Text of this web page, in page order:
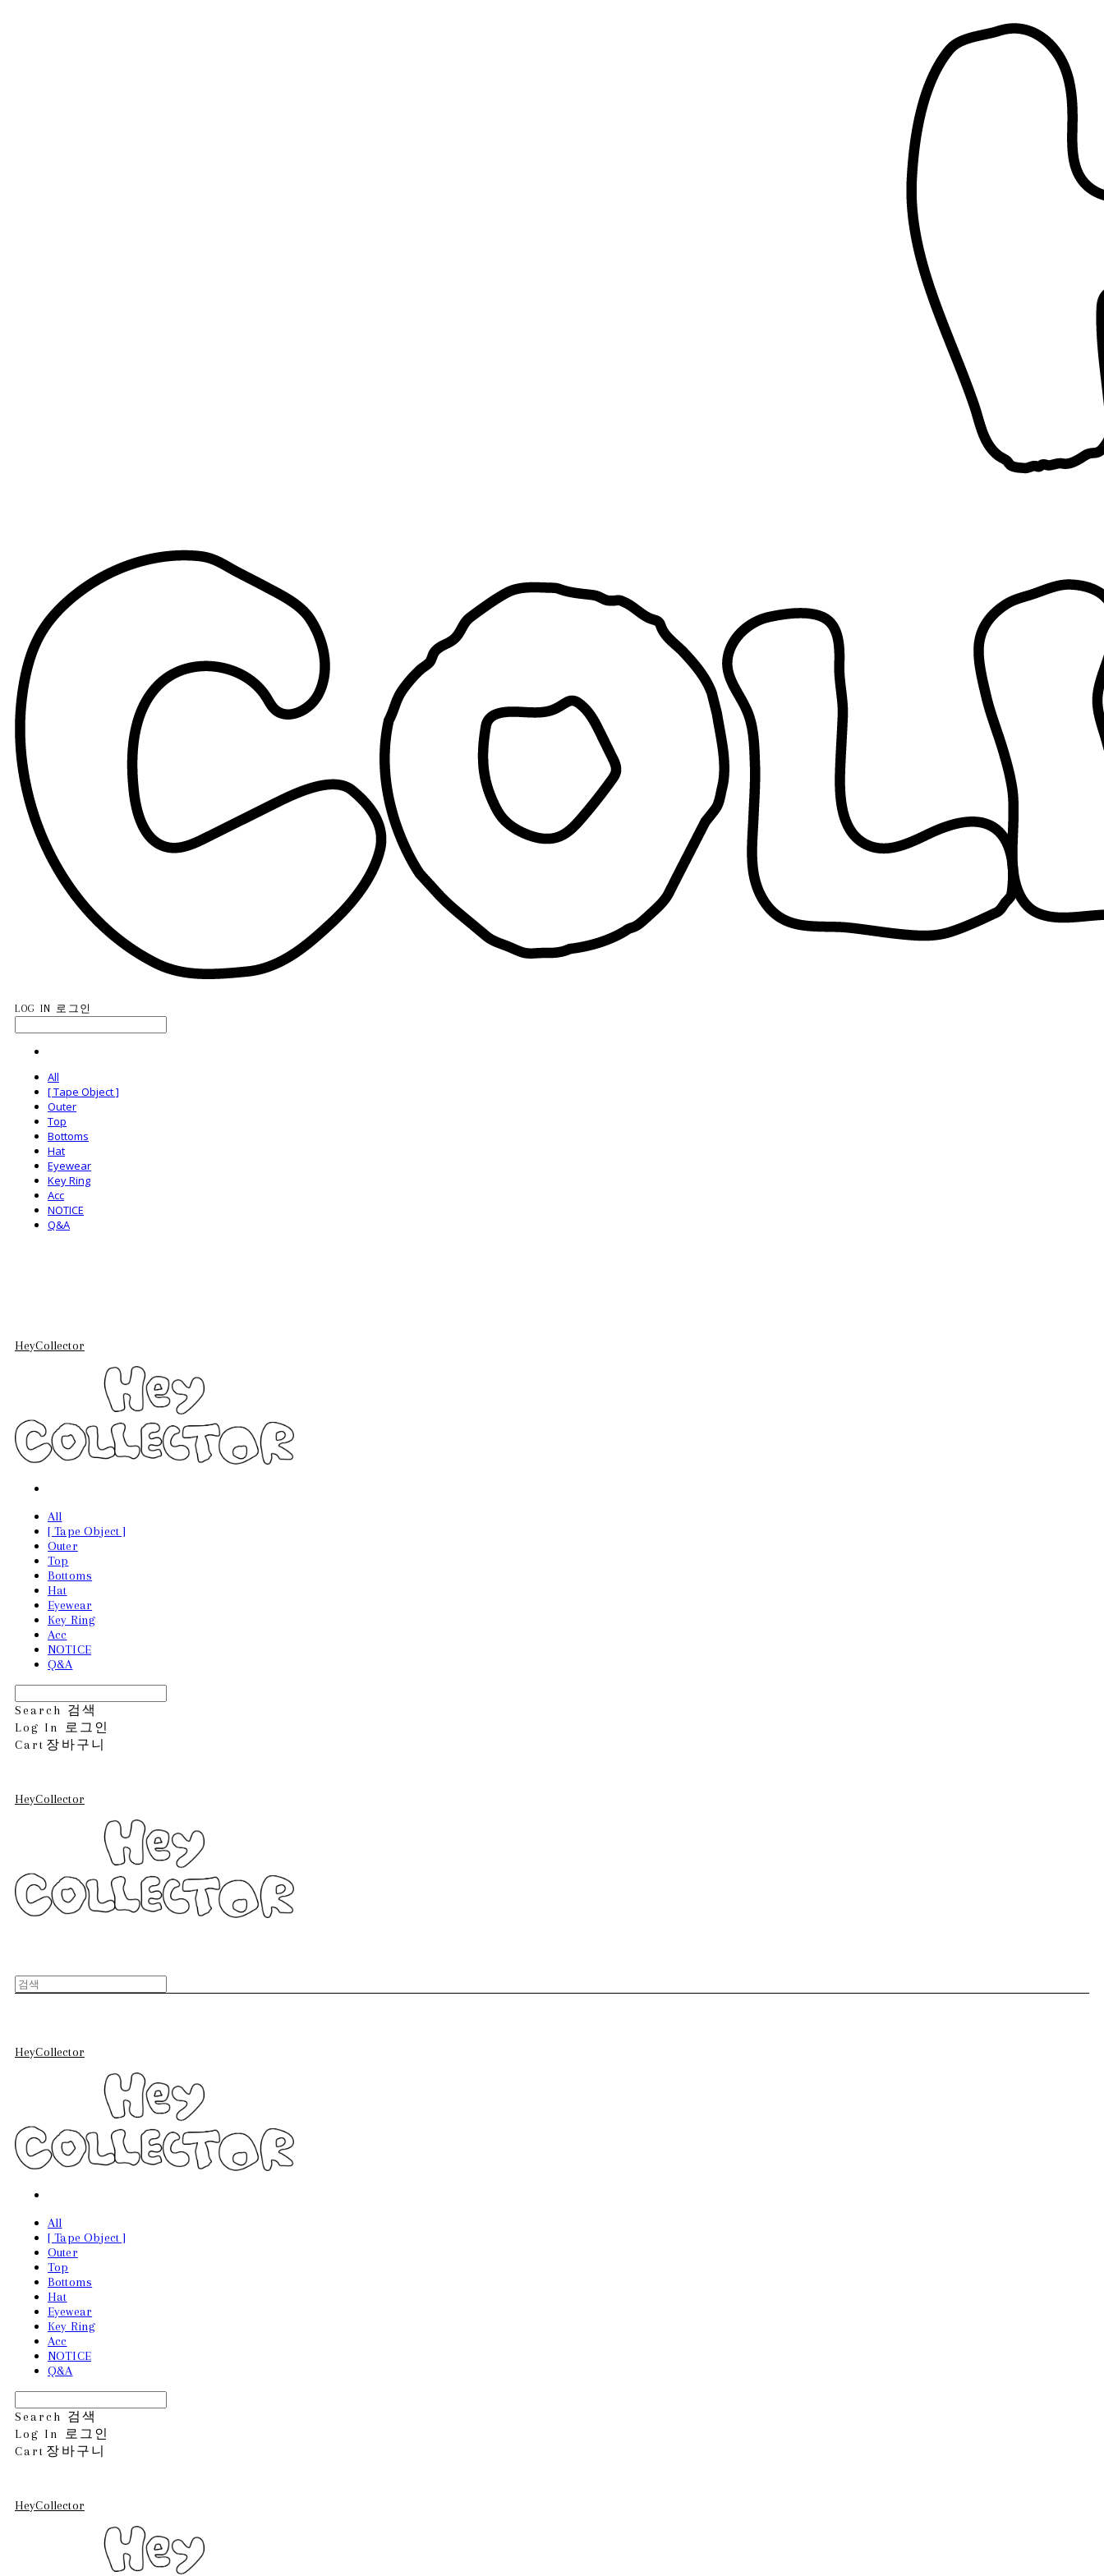
LOG IN 로그인
All
[ Tape Object ]
Outer
Top
Bottoms
Hat
Eyewear
Key Ring
Acc
NOTICE
Q&A
HeyCollector
All
[ Tape Object ]
Outer
Top
Bottoms
Hat
Eyewear
Key Ring
Acc
NOTICE
Q&A
Search 검색
Log In
로그인
Cart 장바구니
HeyCollector
HeyCollector
All
[ Tape Object ]
Outer
Top
Bottoms
Hat
Eyewear
Key Ring
Acc
NOTICE
Q&A
Search 검색
Log In
로그인
Cart 장바구니
HeyCollector